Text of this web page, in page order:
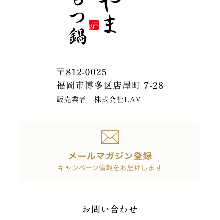
お問い合わせ